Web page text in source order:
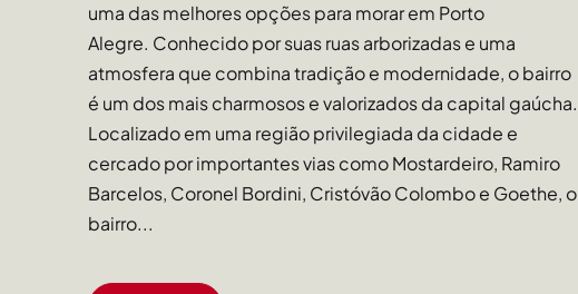
uma das melhores opções para morar em Porto
Alegre. Conhecido por suas ruas arborizadas e uma
atmosfera que combina tradição e modernidade, o bairro
é um dos mais charmosos e valorizados da capital gaúcha.
Localizado em uma região privilegiada da cidade e
cercado por importantes vias como Mostardeiro, Ramiro
Barcelos, Coronel Bordini, Cristóvão Colombo e Goethe, o
bairro...